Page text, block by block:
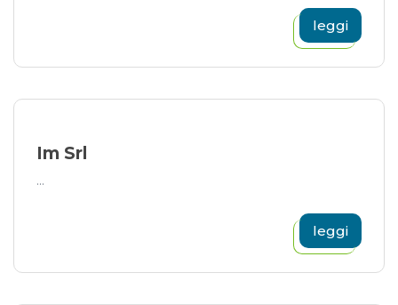
leggi
Im Srl
...
leggi